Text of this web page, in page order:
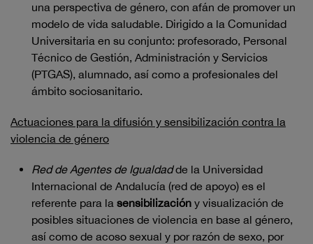
una perspectiva de género, con afán de promover un
modelo de vida saludable. Dirigido a la Comunidad
Universitaria en su conjunto: profesorado, Personal
Técnico de Gestión, Administración y Servicios
(PTGAS), alumnado, así como a profesionales del
ámbito sociosanitario.
Actuaciones para la difusión y sensibilización contra la
violencia de género
Red de Agentes de Igualdadde la Universidad
Internacional de Andalucía (red de apoyo) es el
referente para la sensibilización y visualización de
posibles situaciones de violencia en base al género,
así como de acoso sexual y por razón de sexo, por